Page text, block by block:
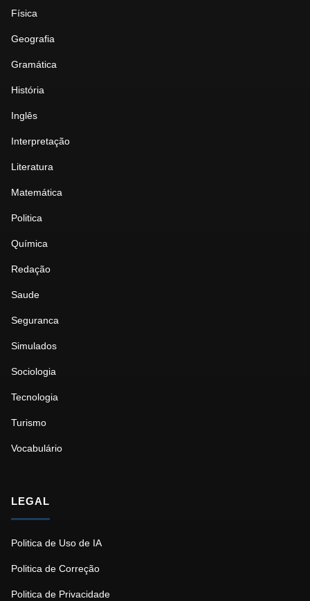
Física
Geografia
Gramática
História
Inglês
Interpretação
Literatura
Matemática
Politica
Química
Redação
Saude
Seguranca
Simulados
Sociologia
Tecnologia
Turismo
Vocabulário
LEGAL
Politica de Uso de IA
Politica de Correção
Politica de Privacidade